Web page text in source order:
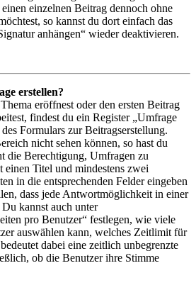
einzelnen Beitrag dennoch ohne
so kannst du dort einfach das
anhängen“ wieder deaktivieren.
erstellen?
eröffnest oder den ersten Beitrag
findest du ein Register „Umfrage
Formulars zur Beitragserstellung.
nicht sehen können, so hast du
die Berechtigung, Umfragen zu
einen Titel und mindestens zwei
in die entsprechenden Felder eingeben
dass jede Antwortmöglichkeit in einer
kannst auch unter
pro Benutzer“ festlegen, wie viele
auswählen kann, welches Zeitlimit für
dabei eine zeitlich unbegrenzte
ob die Benutzer ihre Stimme